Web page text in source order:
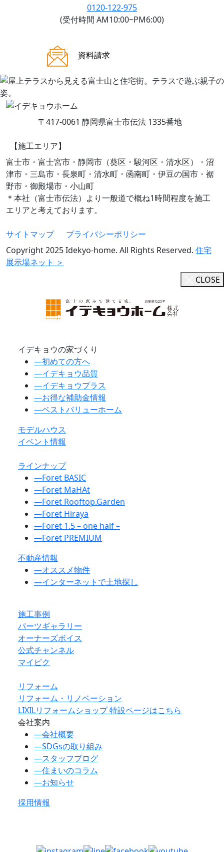
0120-122-975
(受付時間 AM10:00~PM6:00)
資料請求
〒417-0061 静岡県富士市伝法 1335番地
【施工エリア】
富士市・富士宮市・静岡市（葵区・駿河区・清水区）・沼
津市・三島市・長泉町・清水町・函南町・伊豆の国市・裾
野市・御殿場市・小山町
＊本社（富士市伝法）より一般道で概ね1時間程度を施工
エリアと考えております。
サイトマップ
プライバシーポリシー
Copyright 2025 Idekyo-home. All Rights Reserved. 住宅
展示場ネット ＞
CLOSE
イデキョウの家づくり
―初めての方へ
―イデキョウ品質
―イデキョウプラス
―お得な補助金情報
―ベストバリューホーム
モデルハウス
イベント情報
ラインナップ
―Foret BASIC
―Foret MaHAt
―Foret Rooftop.Garden
―Foret Hiraya
―Foret 1.5 – one half –
―Foret PREMIUM
不動産情報
―オススメ物件
―インターネットで土地探し
施工事例
パーツギャラリー
オーナーズボイス
公式チャンネル
マイピク
リフォーム
リフォーム・リノベーション
LIXILリフォームショップ 特設ページはこちら
会社案内
―会社概要
―SDGsの取り組み
―スタッフブログ
―住まいのコラム
―お知らせ
採用情報